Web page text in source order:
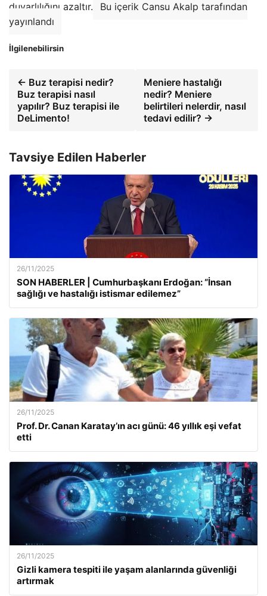
duyarlılığını azaltır.
Bu içerik Cansu Akalp tarafından
yayınlandı
İlgilenebilirsin
← Buz terapisi nedir?
Buz terapisi nasıl
yapılır? Buz terapisi ile
DeLimento!
Meniere hastalığı
nedir? Meniere
belirtileri nelerdir, nasıl
tedavi edilir? →
Tavsiye Edilen Haberler
26/11/2025
SON HABERLER | Cumhurbaşkanı Erdoğan: “İnsan
sağlığı ve hastalığı istismar edilemez”
26/11/2025
Prof. Dr. Canan Karatay’ın acı günü: 46 yıllık eşi vefat
etti
26/11/2025
Gizli kamera tespiti ile yaşam alanlarında güvenliği
artırmak